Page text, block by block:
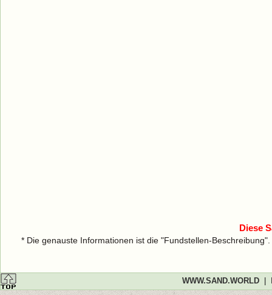
Diese
* Die genauste Informationen ist die "Fundstellen-
WWW.SAND.WORLD|